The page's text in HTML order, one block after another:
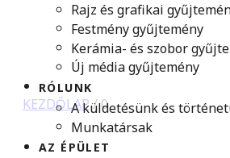
Rajz és grafikai
Festmény gyűjtemény
Kerámia- és szobor
Új média gyűjtemény
RÓLUNK
A küldetésünk és
Munkatársak
AZ ÉPÜLET
KEZDŐLAP/0